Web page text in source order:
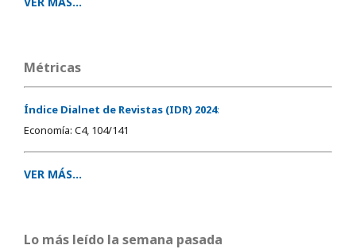
Métricas
Índice Dialnet de Revistas (IDR) 2024:
Economía: C4, 104/141
VER MÁS...
Lo más leído la semana pasada